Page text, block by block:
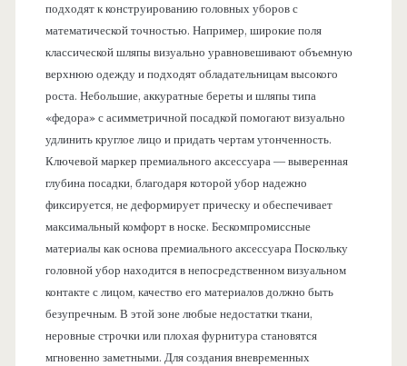
подходят к конструированию головных уборов с
математической точностью. Например, широкие поля
классической шляпы визуально уравновешивают объемную
верхнюю одежду и подходят обладательницам высокого
роста. Небольшие, аккуратные береты и шляпы типа
«федора» с асимметричной посадкой помогают визуально
удлинить круглое лицо и придать чертам утонченность.
Ключевой маркер премиального аксессуара — выверенная
глубина посадки, благодаря которой убор надежно
фиксируется, не деформирует прическу и обеспечивает
максимальный комфорт в носке. Бескомпромиссные
материалы как основа премиального аксессуара Поскольку
головной убор находится в непосредственном визуальном
контакте с лицом, качество его материалов должно быть
безупречным. В этой зоне любые недостатки ткани,
неровные строчки или плохая фурнитура становятся
мгновенно заметными. Для создания вневременных